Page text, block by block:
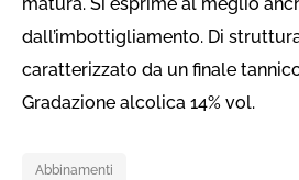
matura. Si esprime al meglio
dall’imbottigliamento. Di
caratterizzato da un finale
Gradazione alcolica 14% vol.
Abbinamenti